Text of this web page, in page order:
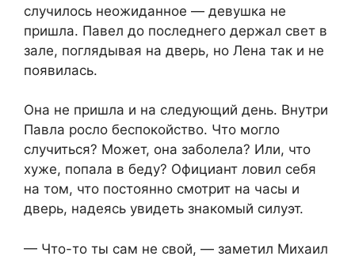
случилось неожиданное — девушка не
пришла. Павел до последнего держал свет в
зале, поглядывая на дверь, но Лена так и не
появилась.
Она не пришла и на следующий день. Внутри
Павла росло беспокойство. Что могло
случиться? Может, она заболела? Или, что
хуже, попала в беду? Официант ловил себя
на том, что постоянно смотрит на часы и
дверь, надеясь увидеть знакомый силуэт.
— Что-то ты сам не свой, — заметил Михаил